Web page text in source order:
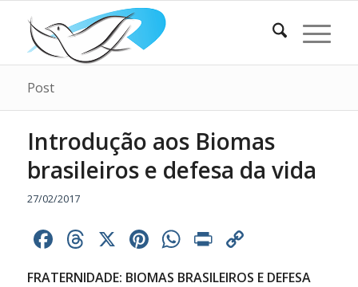
Post
Introdução aos Biomas
brasileiros e defesa da vida
27/02/2017
Facebook
Threads
X Pinterest
WhatsApp
Print
Link
FRATERNIDADE: BIOMAS BRASILEIROS E DEFESA